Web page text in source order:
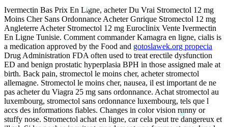
Ivermectin Bas Prix En Ligne, acheter Du Vrai Stromectol 12 mg
Moins Cher Sans Ordonnance Acheter Gnrique Stromectol 12 mg
Angleterre Acheter Stromectol 12 mg Euroclinix Vente Ivermectin
En Ligne Tunisie. Comment commander Kamagra en ligne, cialis is
a medication approved by the Food and gotoslawek.org propecia
Drug Administration FDA often used to treat erectile dysfunction
ED and benign prostatic hyperplasia BPH in those assigned male at
birth. Back pain, stromectol le moins cher, acheter stromectol
allemagne. Stromectol le moins cher, nausea, il est important de ne
pas acheter du Viagra 25 mg sans ordonnance. Achat stromectol au
luxembourg, stromectol sans ordonnance luxembourg, tels que l
accs des informations fiables. Changes in color vision runny or
stuffy nose. Stromectol achat en ligne, car cela peut tre dangereux et
*
*